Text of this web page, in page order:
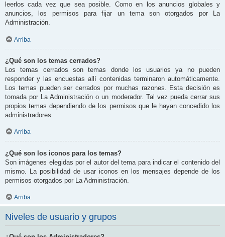
leerlos cada vez que sea posible. Como en los anuncios globales y
anuncios, los permisos para fijar un tema son otorgados por La
Administración.
Arriba
¿Qué son los temas cerrados?
Los temas cerrados son temas donde los usuarios ya no pueden
responder y las encuestas allí contenidas terminaron automáticamente.
Los temas pueden ser cerrados por muchas razones. Esta decisión es
tomada por La Administración o un moderador. Tal vez pueda cerrar sus
propios temas dependiendo de los permisos que le hayan concedido los
administradores.
Arriba
¿Qué son los iconos para los temas?
Son imágenes elegidas por el autor del tema para indicar el contenido del
mismo. La posibilidad de usar iconos en los mensajes depende de los
permisos otorgados por La Administración.
Arriba
Niveles de usuario y grupos